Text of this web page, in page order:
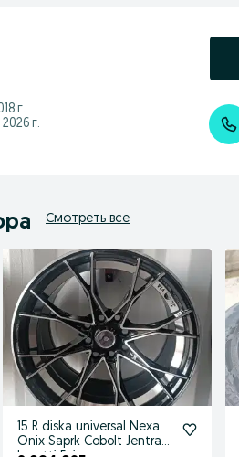
г.
г.
Смотреть все
15 R diska universal Nexa
Onix Saprk Cobolt Jentra